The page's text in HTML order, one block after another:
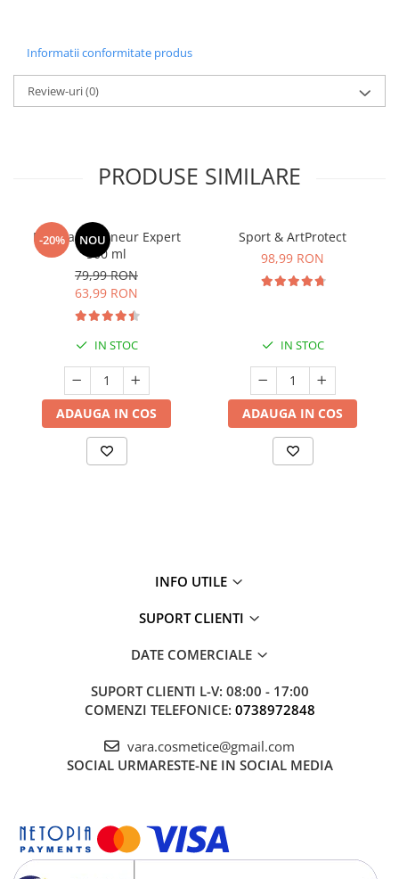
Informatii conformitate produs
Review-uri(0)
PRODUSE SIMILARE
-20% NOU
Manhaē Draineur Expert
500 ml
79,99 RON
63,99 RON
IN STOC
ADAUGA IN COS
Sport & ArtProtect
98,99 RON
IN STOC
ADAUGA IN COS
INFO UTILE
SUPORT CLIENTI
DATE COMERCIALE
SUPORT CLIENTI L-V: 08:00 - 17:00
COMENZI TELEFONICE: 0738972848
vara.cosmetice@gmail.com
SOCIAL URMARESTE-NE IN SOCIAL MEDIA